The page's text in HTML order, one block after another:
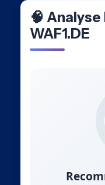
🧠 Analyse
WAF1.DE